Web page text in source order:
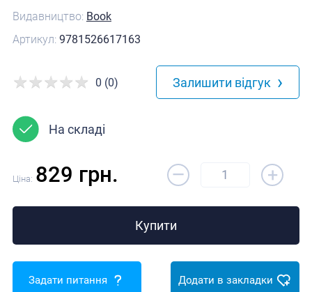
Видавництво: Book
Артикул: 9781526617163
На складі
0 (0) Залишити відгук ›
Ціна: 829 грн. – +
Купити
Задати питання Додати в закладки